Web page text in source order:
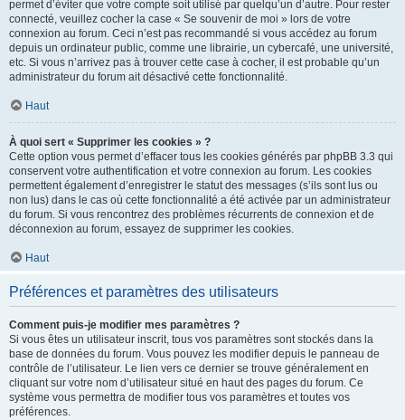
permet d’éviter que votre compte soit utilisé par quelqu’un d’autre. Pour rester
connecté, veuillez cocher la case « Se souvenir de moi » lors de votre
connexion au forum. Ceci n’est pas recommandé si vous accédez au forum
depuis un ordinateur public, comme une librairie, un cybercafé, une université,
etc. Si vous n’arrivez pas à trouver cette case à cocher, il est probable qu’un
administrateur du forum ait désactivé cette fonctionnalité.
Haut
À quoi sert « Supprimer les cookies » ?
Cette option vous permet d’effacer tous les cookies générés par phpBB 3.3 qui
conservent votre authentification et votre connexion au forum. Les cookies
permettent également d’enregistrer le statut des messages (s’ils sont lus ou
non lus) dans le cas où cette fonctionnalité a été activée par un administrateur
du forum. Si vous rencontrez des problèmes récurrents de connexion et de
déconnexion au forum, essayez de supprimer les cookies.
Haut
Préférences et paramètres des utilisateurs
Comment puis-je modifier mes paramètres ?
Si vous êtes un utilisateur inscrit, tous vos paramètres sont stockés dans la
base de données du forum. Vous pouvez les modifier depuis le panneau de
contrôle de l’utilisateur. Le lien vers ce dernier se trouve généralement en
cliquant sur votre nom d’utilisateur situé en haut des pages du forum. Ce
système vous permettra de modifier tous vos paramètres et toutes vos
préférences.